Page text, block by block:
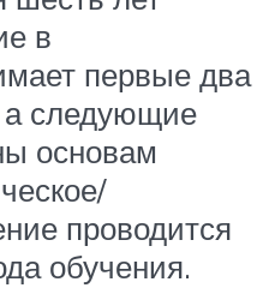
в
первые два
а следующие
основам
проводится
обучения.